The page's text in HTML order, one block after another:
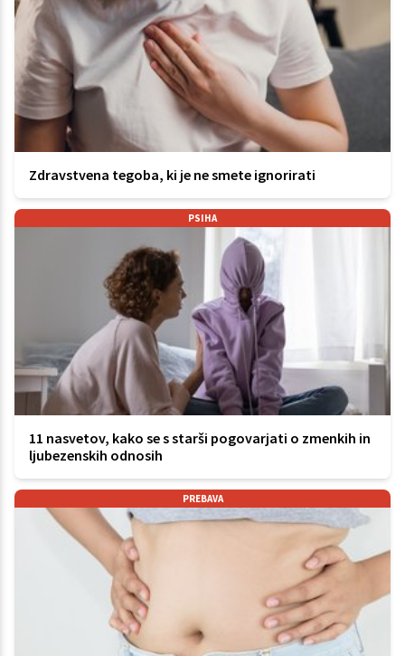
Zdravstvena tegoba, ki je ne smete ignorirati
PSIHA
11 nasvetov, kako se s starši pogovarjati o zmenkih in
ljubezenskih odnosih
PREBAVA